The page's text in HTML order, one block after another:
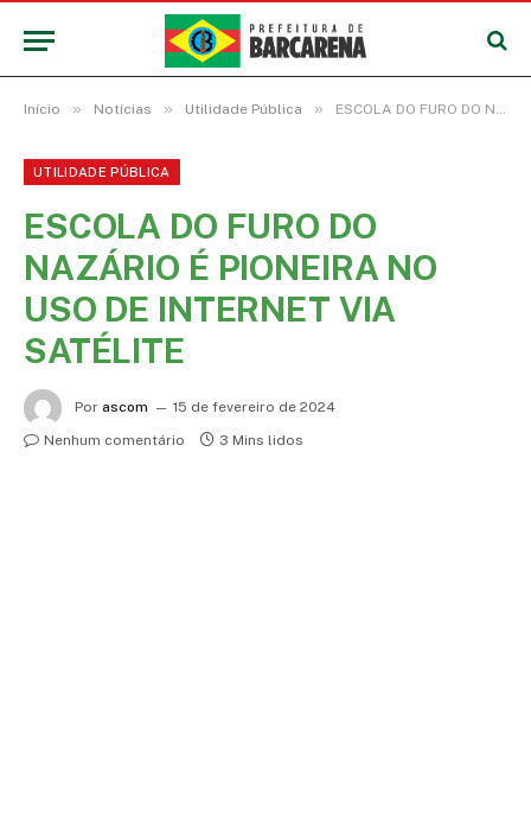
Início » Notícias » Utilidade Pública » ESCOLA DO FURO DO NAZÁRIO É PIONEIRA NO USO DE INTERNET VIA SATÉLITE
UTILIDADE PÚBLICA
ESCOLA DO FURO DO
NAZÁRIO É PIONEIRA NO
USO DE INTERNET VIA
SATÉLITE
Por ascom
15 de fevereiro de 2024
Nenhum comentário
3 Mins lidos